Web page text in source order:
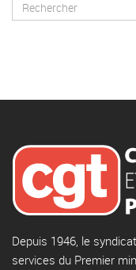
Depuis 1946, le
services du Premier